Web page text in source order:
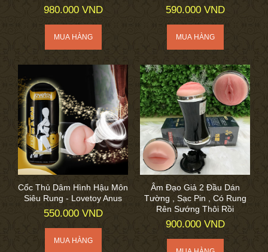
980.000 VND 590.000 VND
Cốc Thủ Dâm Hình Hậu Môn
Siêu Rung - Lovetoy Anus
550.000 VND
Âm Đạo Giả 2 Đầu Dán
Tường , Sạc Pin , Có Rung
Rên Sướng Thôi Rồi
900.000 VND